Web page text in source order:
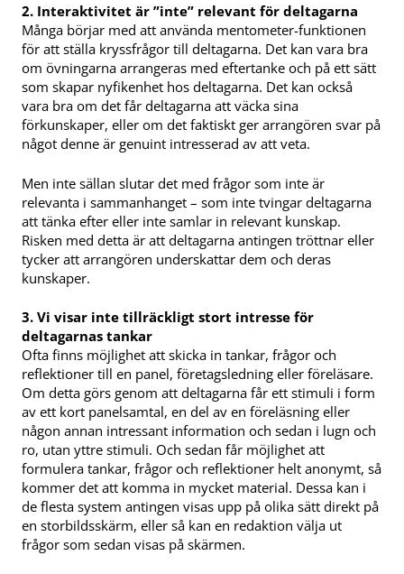
2. Interaktivitet är ”inte” relevant för deltagarna
Många börjar med att använda mentometer-funktionen
för att ställa kryssfrågor till deltagarna. Det kan vara bra
om övningarna arrangeras med eftertanke och på ett sätt
som skapar nyfikenhet hos deltagarna. Det kan också
vara bra om det får deltagarna att väcka sina
förkunskaper, eller om det faktiskt ger arrangören svar på
något denne är genuint intresserad av att veta.
Men inte sällan slutar det med frågor som inte är
relevanta i sammanhanget – som inte tvingar deltagarna
att tänka efter eller inte samlar in relevant kunskap.
Risken med detta är att deltagarna antingen tröttnar eller
tycker att arrangören underskattar dem och deras
kunskaper.
3. Vi visar inte tillräckligt stort intresse för
deltagarnas tankar
Ofta finns möjlighet att skicka in tankar, frågor och
reflektioner till en panel, företagsledning eller föreläsare.
Om detta görs genom att deltagarna får ett stimuli i form
av ett kort panelsamtal, en del av en föreläsning eller
någon annan intressant information och sedan i lugn och
ro, utan yttre stimuli. Och sedan får möjlighet att
formulera tankar, frågor och reflektioner helt anonymt, så
kommer det att komma in mycket material. Dessa kan i
de flesta system antingen visas upp på olika sätt direkt på
en storbildsskärm, eller så kan en redaktion välja ut
frågor som sedan visas på skärmen.